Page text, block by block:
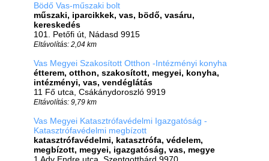
Bödő Vas-műszaki bolt
műszaki, iparcikkek, vas, bödő, vasáru,
kereskedés
101. Petőfi út, Nádasd 9915
Eltávolítás: 2,04 km
Vas Megyei Szakosított Otthon -Intézményi konyha
étterem, otthon, szakosított, megyei, konyha,
intézményi, vas, vendéglátás
11 Fő utca, Csákánydoroszló 9919
Eltávolítás: 9,79 km
Vas Megyei Katasztrófavédelmi Igazgatóság -
Katasztrófavédelmi megbízott
katasztrófavédelmi, katasztrófa, védelem,
megbízott, megyei, igazgatóság, vas, megye